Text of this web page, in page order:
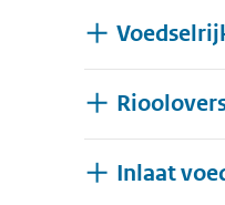
Inlaat